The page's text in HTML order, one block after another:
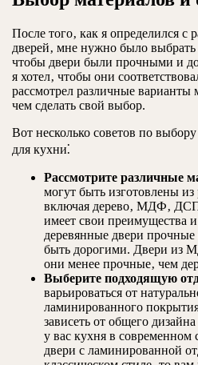
После того‚ как я определился
дверей‚ мне нужно было
чтобы двери были прочными и
я хотел‚ чтобы они
рассмотрел различные варианты
чем сделать свой выбор.
Вот несколько советов по
для кухни⁚
Рассмотрите различные
могут быть изготовлены из
включая дерево‚ МДФ‚
имеет свои преимущества
деревянные двери
быть дорогими. Двери из
они менее прочные‚ чем
Выберите подходящую
варьироваться от
ламинированного
зависеть от общего
у вас кухня в современном
двери с ламинированной